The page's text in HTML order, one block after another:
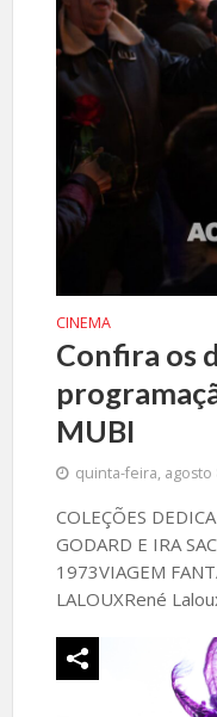
CINEMA
Confira os
MUBI
quinta-feira, agosto
COLEÇÕES
GODARD E IRA
1973VIAGEM
LALOUXRené